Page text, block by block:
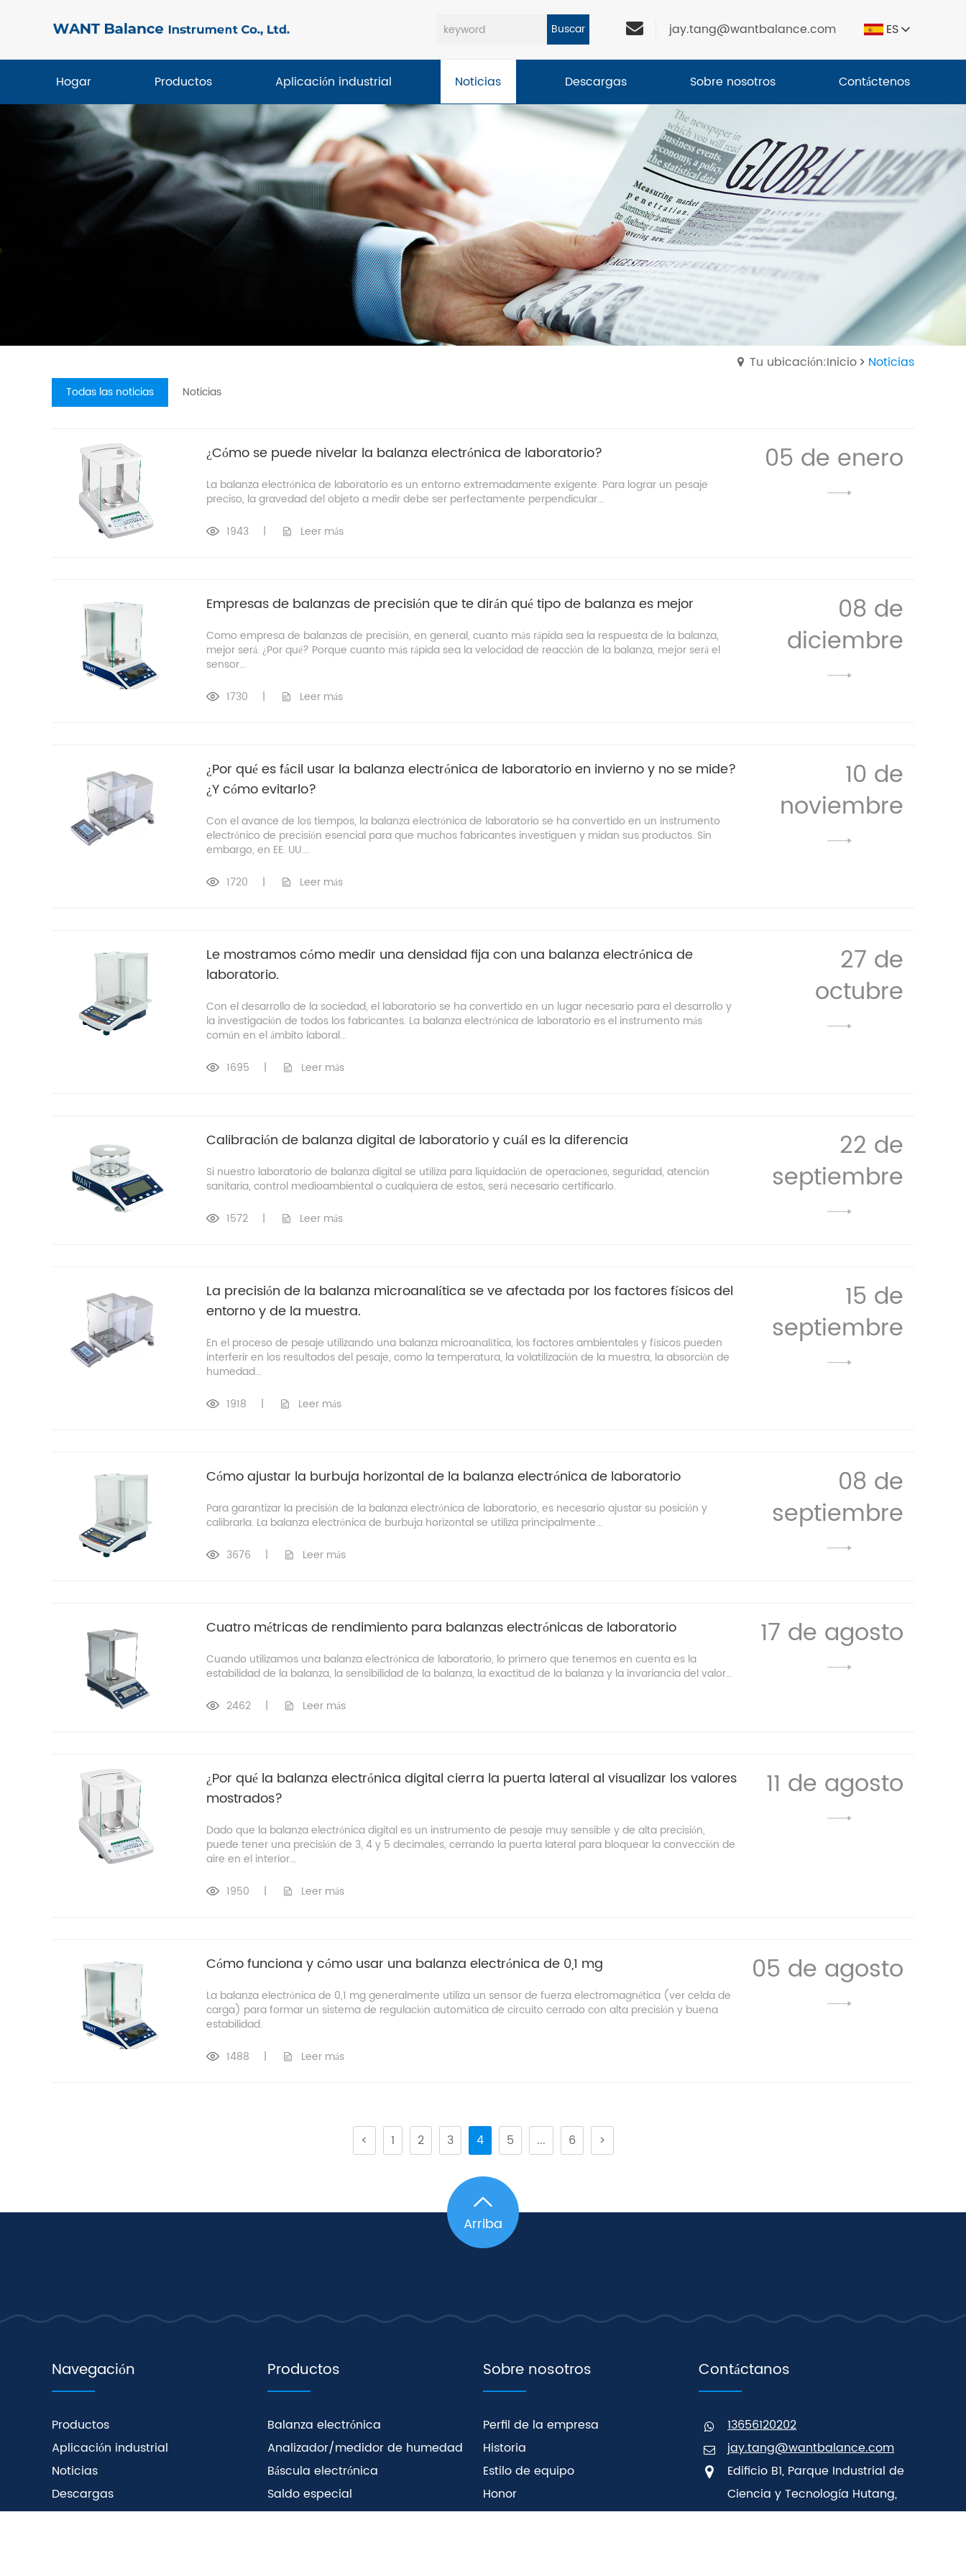
Buscar jay.tang@wantbalance.com ES
Hogar Productos Aplicación industrial Noticias Descargas Sobre nosotros Contáctenos
Tu ubicación:Inicio Noticias
Todas las noticias Noticias
¿Cómo se puede nivelar la balanza electrónica de laboratorio?
La balanza electrónica de laboratorio es un entorno extremadamente exigente. Para lograr un pesaje
preciso, la gravedad del objeto a medir debe ser perfectamente perpendicular...
05 de enero
1943 | Leer más
Empresas de balanzas de precisión que te dirán qué tipo de balanza es mejor
Como empresa de balanzas de precisión, en general, cuanto más rápida sea la respuesta de la balanza,
mejor será. ¿Por qué? Porque cuanto más rápida sea la velocidad de reacción de la balanza, mejor será el
sensor...
08 de
diciembre
1730 | Leer más
¿Por qué es fácil usar la balanza electrónica de laboratorio en invierno y no se mide?
¿Y cómo evitarlo?
Con el avance de los tiempos, la balanza electrónica de laboratorio se ha convertido en un instrumento
electrónico de precisión esencial para que muchos fabricantes investiguen y midan sus productos. Sin
embargo, en EE. UU....
10 de
noviembre
1720 | Leer más
Le mostramos cómo medir una densidad fija con una balanza electrónica de
laboratorio.
Con el desarrollo de la sociedad, el laboratorio se ha convertido en un lugar necesario para el desarrollo y
la investigación de todos los fabricantes. La balanza electrónica de laboratorio es el instrumento más
común en el ámbito laboral...
27 de
octubre
1695 | Leer más
Calibración de balanza digital de laboratorio y cuál es la diferencia
Si nuestro laboratorio de balanza digital se utiliza para liquidación de operaciones, seguridad, atención
sanitaria, control medioambiental o cualquiera de estos, será necesario certificarlo.
22 de
septiembre
1572 | Leer más
La precisión de la balanza microanalítica se ve afectada por los factores físicos del
entorno y de la muestra.
En el proceso de pesaje utilizando una balanza microanalítica, los factores ambientales y físicos pueden
interferir en los resultados del pesaje, como la temperatura, la volatilización de la muestra, la absorción de
humedad...
15 de
septiembre
1918 | Leer más
Cómo ajustar la burbuja horizontal de la balanza electrónica de laboratorio
Para garantizar la precisión de la balanza electrónica de laboratorio, es necesario ajustar su posición y
calibrarla. La balanza electrónica de burbuja horizontal se utiliza principalmente...
08 de
septiembre
3676 | Leer más
Cuatro métricas de rendimiento para balanzas electrónicas de laboratorio
Cuando utilizamos una balanza electrónica de laboratorio, lo primero que tenemos en cuenta es la
estabilidad de la balanza, la sensibilidad de la balanza, la exactitud de la balanza y la invariancia del valor...
17 de agosto
2462 | Leer más
¿Por qué la balanza electrónica digital cierra la puerta lateral al visualizar los valores
mostrados?
Dado que la balanza electrónica digital es un instrumento de pesaje muy sensible y de alta precisión,
puede tener una precisión de 3, 4 y 5 decimales, cerrando la puerta lateral para bloquear la convección de
aire en el interior...
11 de agosto
1950 | Leer más
Cómo funciona y cómo usar una balanza electrónica de 0,1 mg
La balanza electrónica de 0,1 mg generalmente utiliza un sensor de fuerza electromagnética (ver celda de
carga) para formar un sistema de regulación automática de circuito cerrado con alta precisión y buena
estabilidad.
05 de agosto
1488 | Leer más
< 1 2 3 4 5 ... 6 >
Arriba
Navegación
Productos
Aplicación industrial
Noticias
Descargas
Sobre nosotros
Productos
Balanza electrónica
Analizador/medidor de humedad
Báscula electrónica
Saldo especial
Equilibrio mecánico
Sobre nosotros
Perfil de la empresa
Historia
Estilo de equipo
Honor
Contáctanos
13656120202
jay.tang@wantbalance.com
Edificio B1, Parque Industrial de
Ciencia y Tecnología Hutang,
Changzhou, Jiangsu, China